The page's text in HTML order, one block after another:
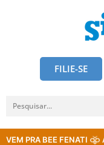
FILIE-SE
VEM PRA BEE FENATI